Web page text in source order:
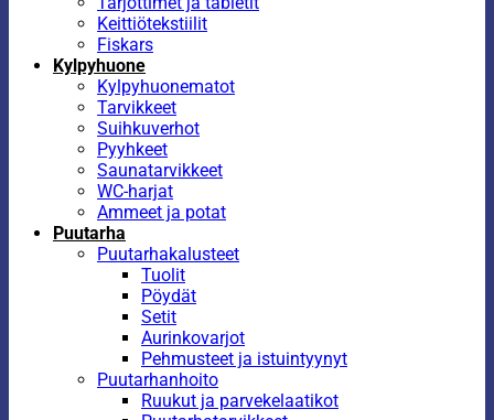
Keittiötekstiilit
Fiskars
Kylpyhuone
Kylpyhuonematot
Tarvikkeet
Suihkuverhot
Pyyhkeet
Saunatarvikkeet
WC-harjat
Ammeet ja potat
Puutarha
Puutarhakalusteet
Tuolit
Pöydät
Setit
Aurinkovarjot
Pehmusteet ja istuintyynyt
Puutarhanhoito
Ruukut ja parvekelaatikot